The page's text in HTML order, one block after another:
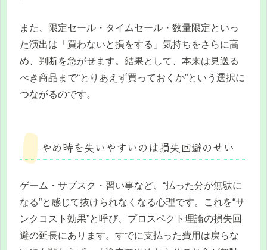
また、限定セール・タイムセール・数量限定といっ
た演出は「買わないと損をする」気持ちをさらに高
め、判断を急がせます。結果として、本来は見送る
べき商品まで“とりあえず買っておくか”という選択に
つながるのです。
やめ時を失いやすいのは損失回避のせい
ゲーム・サブスク・習い事など、“払った分が無駄に
なる”と感じて抜けられなくなる心理です。これを“サ
ンクコスト効果”と呼び、プロスペクト理論の損失回
避の延長にあります。すでに支払った費用は戻らな